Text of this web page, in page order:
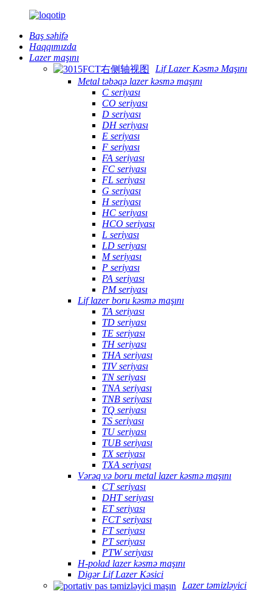
Baş səhifə
Haqqımızda
Lazer maşını
Lif Lazer Kəsmə Maşını
Metal təbəqə lazer kəsmə maşını
C seriyası
CO seriyası
D seriyası
DH seriyası
E seriyası
F seriyası
FA seriyası
FC seriyası
FL seriyası
G seriyası
H seriyası
HC seriyası
HCO seriyası
L seriyası
LD seriyası
M seriyası
P seriyası
PA seriyası
PM seriyası
Lif lazer boru kəsmə maşını
TA seriyası
TD seriyası
TE seriyası
TH seriyası
THA seriyası
TIV seriyası
TN seriyası
TNA seriyası
TNB seriyası
TQ seriyası
TS seriyası
TU seriyası
TUB seriyası
TX seriyası
TXA seriyası
Vərəq və boru metal lazer kəsmə maşını
CT seriyası
DHT seriyası
ET seriyası
FCT seriyası
FT seriyası
PT seriyası
PTW seriyası
H-polad lazer kəsmə maşını
Digər Lif Lazer Kəsici
Lazer təmizləyici